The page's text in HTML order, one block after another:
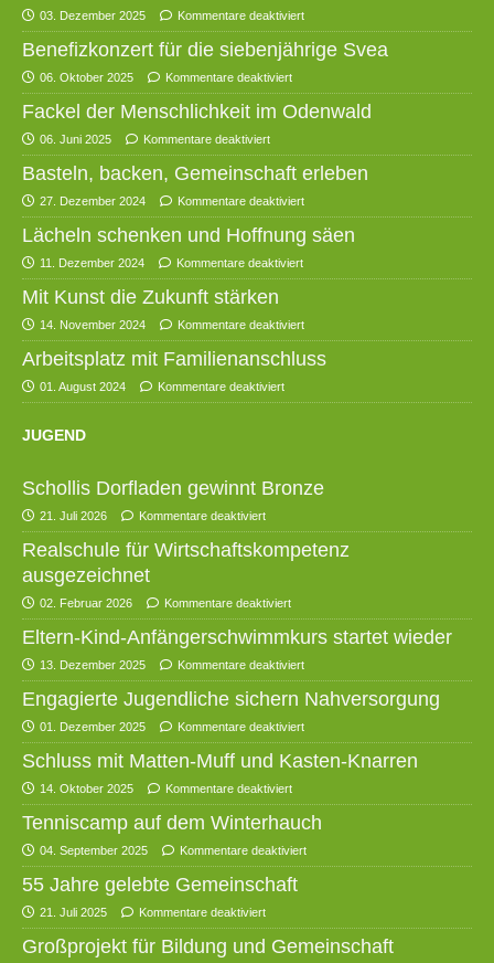
03. Dezember 2025 Kommentare deaktiviert
Benefizkonzert für die siebenjährige Svea
06. Oktober 2025 Kommentare deaktiviert
Fackel der Menschlichkeit im Odenwald
06. Juni 2025 Kommentare deaktiviert
Basteln, backen, Gemeinschaft erleben
27. Dezember 2024 Kommentare deaktiviert
Lächeln schenken und Hoffnung säen
11. Dezember 2024 Kommentare deaktiviert
Mit Kunst die Zukunft stärken
14. November 2024 Kommentare deaktiviert
Arbeitsplatz mit Familienanschluss
01. August 2024 Kommentare deaktiviert
JUGEND
Schollis Dorfladen gewinnt Bronze
21. Juli 2026 Kommentare deaktiviert
Realschule für Wirtschaftskompetenz
ausgezeichnet
02. Februar 2026 Kommentare deaktiviert
Eltern-Kind-Anfängerschwimmkurs startet wieder
13. Dezember 2025 Kommentare deaktiviert
Engagierte Jugendliche sichern Nahversorgung
01. Dezember 2025 Kommentare deaktiviert
Schluss mit Matten-Muff und Kasten-Knarren
14. Oktober 2025 Kommentare deaktiviert
Tenniscamp auf dem Winterhauch
04. September 2025 Kommentare deaktiviert
55 Jahre gelebte Gemeinschaft
21. Juli 2025 Kommentare deaktiviert
Großprojekt für Bildung und Gemeinschaft